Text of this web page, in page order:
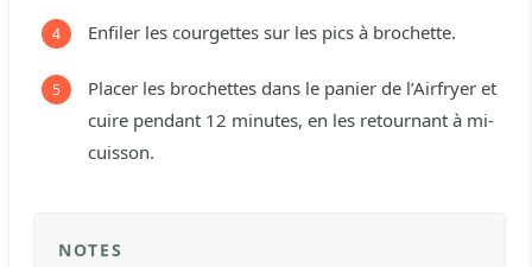
Enfiler les courgettes sur les pics à brochette.
Placer les brochettes dans le panier de l’Airfryer et
cuire pendant 12 minutes, en les retournant à mi-
cuisson.
NOTES